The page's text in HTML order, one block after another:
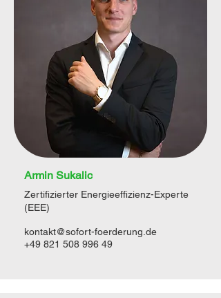
Armin Sukalic
Zertifizierter Energieeffizienz-Experte
(EEE)
kontakt@sofort-foerderung.de
+49 821 508 996 49